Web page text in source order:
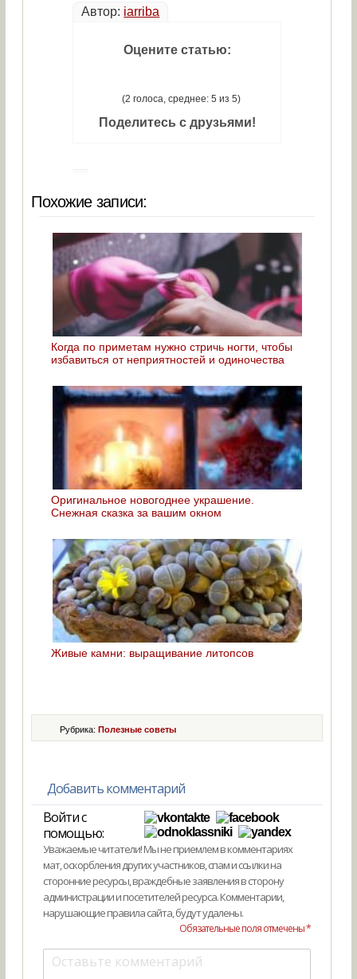
Автор: iarriba
Оцените статью:
(2 голоса, среднее: 5 из 5)
Поделитесь с друзьями!
Похожие записи:
Когда по приметам нужно стричь ногти, чтобы
избавиться от неприятностей и одиночества
Оригинальное новогоднее украшение.
Снежная сказка за вашим окном
Живые камни: выращивание литопсов
Рубрика: Полезные советы
Добавить комментарий
Войти с
помощью:
Уважаемые читатели! Мы не приемлем в комментариях
мат, оскорбления других участников, спам и ссылки на
сторонние ресурсы, враждебные заявления в сторону
администрации и посетителей ресурса. Комментарии,
нарушающие правила сайта, будут удалены.
Обязательные поля отмечены *